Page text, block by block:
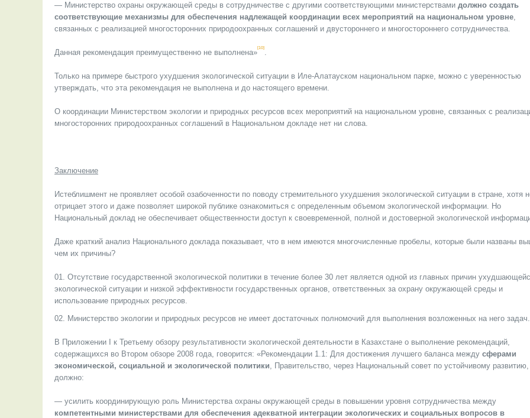
— Министерство охраны окружающей среды в сотрудничестве с другими соответствующими министерствами должно создать
соответствующие механизмы для обеспечения надлежащей координации всех мероприятий на национальном уровне,
связанных с реализацией многосторонних природоохранных соглашений и двустороннего и многостороннего сотрудничества.
Данная рекомендация преимущественно не выполнена»
[10]
.
Только на примере быстрого ухудшения экологической ситуации в Иле-Алатауском национальном парке, можно с уверенностью
утверждать, что эта рекомендация не выполнена и до настоящего времени.
О координации Министерством экологии и природных ресурсов всех мероприятий на национальном уровне, связанных с
многосторонних природоохранных соглашений в Национальном докладе нет ни слова.
Заключение
Истеблишмент не проявляет особой озабоченности по поводу стремительного ухудшения экологической ситуации в стране, хотя
отрицает этого и даже позволяет широкой публике ознакомиться с определенным объемом экологической информации. Но
Национальный доклад не обеспечивает общественности доступ к своевременной, полной и достоверной экологической
Даже краткий анализ Национального доклада показывает, что в нем имеются многочисленные пробелы, которые были названы
чем их причины?
Отсутствие государственной экологической политики в течение более 30 лет является одной из главных причин
экологической ситуации и низкой эффективности государственных органов, ответственных за охрану окружающей среды и
использование природных ресурсов.
Министерство экологии и природных ресурсов не имеет достаточных полномочий для выполнения возложенных на него задач.
В Приложении I к Третьему обзору результативности экологической деятельности в Казахстане о выполнение рекомендаций,
содержащихся во Втором обзоре 2008 года, говорится: «Рекомендации 1.1: Для достижения лучшего баланса между сферами
экономической, социальной и экологической политики, Правительство, через Национальный совет по устойчивому развитию,
должно:
— усилить координирующую роль Министерства охраны окружающей среды в повышении уровня сотрудничества между
компетентными министерствами для обеспечения адекватной интеграции экологических и социальных вопросов в